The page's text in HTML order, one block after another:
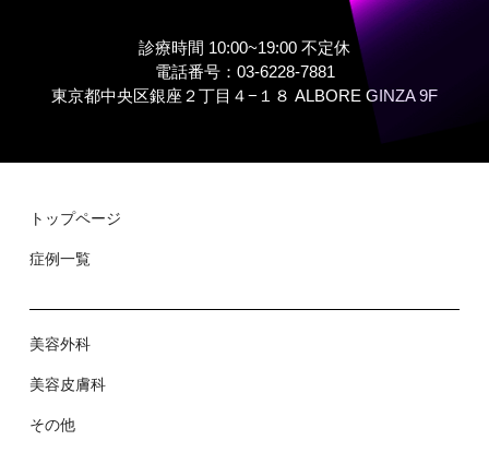
診療時間 10:00~19:00 不定休
電話番号：03-6228-7881
東京都中央区銀座２丁⽬４−１８ ALBORE GINZA 9F
トップページ
症例⼀覧
美容外科
美容⽪膚科
その他